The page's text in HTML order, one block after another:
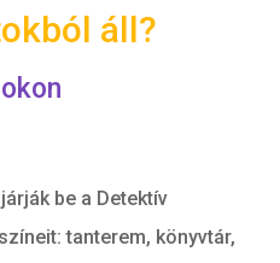
áll?
be a Detektív
tanterem, könyvtár,